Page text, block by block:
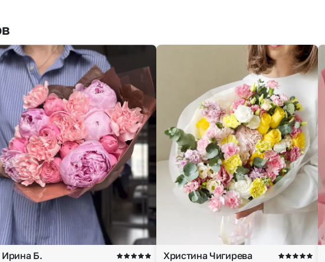
Ирина Б. Христина Чигирева